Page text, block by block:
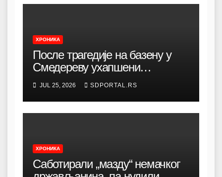
ХРОНИКА
После трагедије на базену у
Смедереву ухапшени
одговорни у аква парку и
спасилац
JUL 25, 2026 SDPORTAL.RS
ХРОНИКА
Саботирали „мазду“ немачког